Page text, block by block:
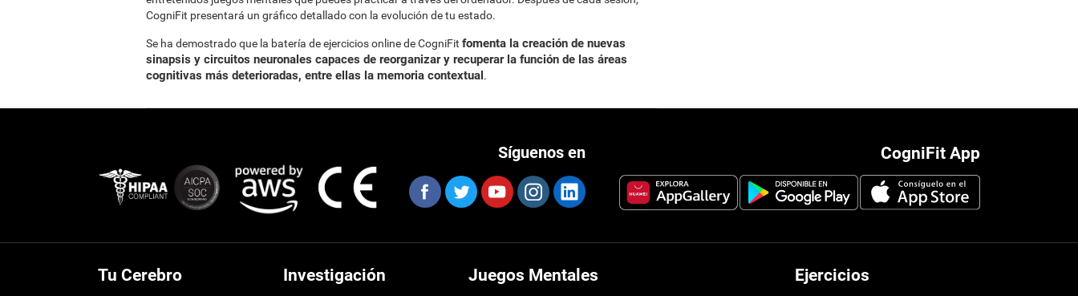
CogniFit presentará un gráfico detallado con la evolución de tu estado.
Se ha demostrado que la batería de ejercicios online de CogniFit fomenta la creación de nuevas
sinapsis y circuitos neuronales capaces de reorganizar y recuperar la función de las áreas
cognitivas más deterioradas, entre ellas la memoria contextual.
CogniFit App
Síguenos en
Tu Cerebro Investigación Juegos Mentales Ejercicios